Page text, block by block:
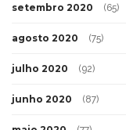
setembro 2020 (65)
agosto 2020 (75)
julho 2020 (92)
junho 2020 (87)